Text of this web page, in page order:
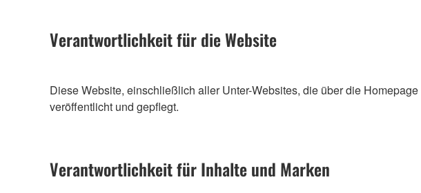
Verantwortlichkeit für die Website
Diese Website, einschließlich aller Unter-Websites, die über die
veröffentlicht und gepflegt.
Verantwortlichkeit für Inhalte und Marken